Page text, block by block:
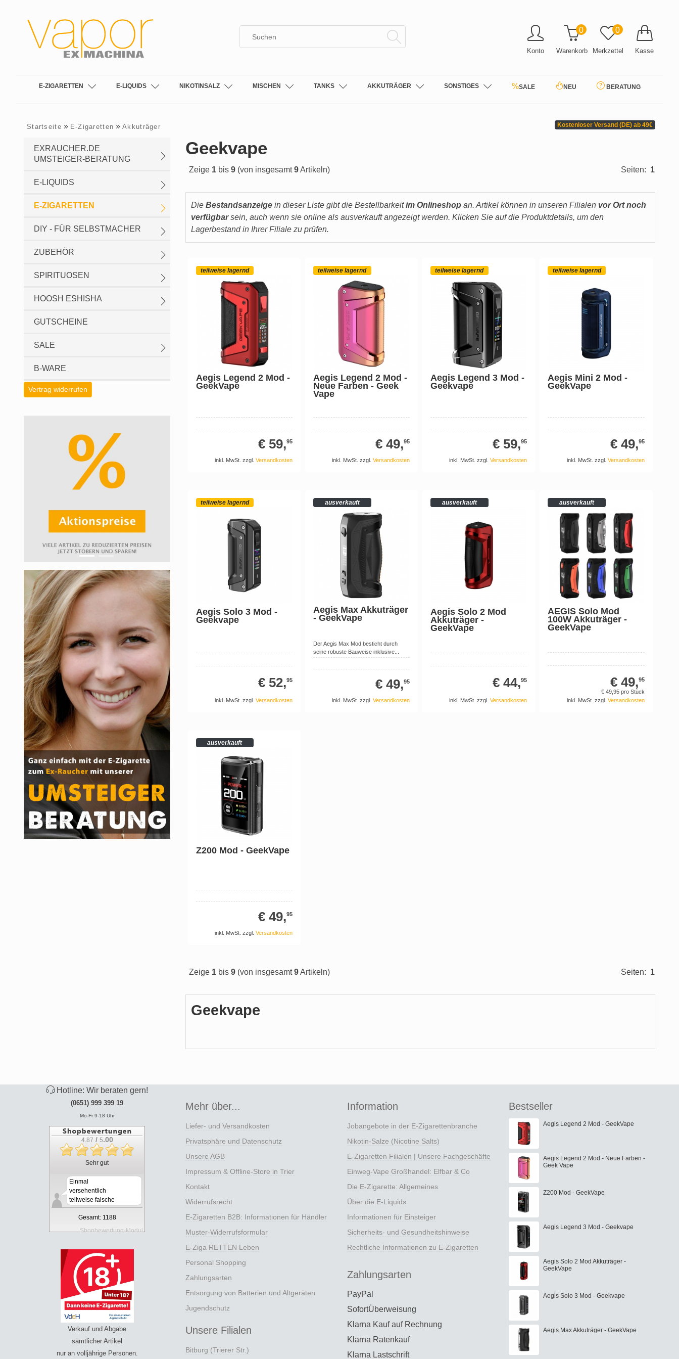
Konto Warenkorb
0
Merkzettel
0
Kasse
E-ZIGARETTEN E-LIQUIDS NIKOTINSALZ MISCHEN TANKS AKKUTRÄGER SONSTIGES %SALE NEU BERATUNG
Kostenloser Versand (DE) ab 49€
Startseite » E-Zigaretten »Akkuträger
EXRAUCHER.DE
UMSTEIGER-BERATUNG
E-LIQUIDS
E-ZIGARETTEN
DIY - FÜR SELBSTMACHER
ZUBEHÖR
SPIRITUOSEN
HOOSH ESHISHA
GUTSCHEINE
SALE
B-WARE
Vertrag widerrufen
Geekvape
Zeige 1 bis 9 (von insgesamt9Artikeln) Seiten: 1
Die Bestandsanzeige in dieser Liste gibt die Bestellbarkeitim Onlineshop an. Artikel können in unseren Filialen vor Ort noch
verfügbarsein, auch wenn sie online als ausverkauft angezeigt werden. Klicken Sie auf die Produktdetails, um den
Lagerbestand in Ihrer Filiale zu prüfen.
teilweise lagernd
Aegis Legend 2 Mod -
GeekVape
€ 59,95
inkl. MwSt. zzgl. Versandkosten
teilweise lagernd
Aegis Legend 2 Mod -
Neue Farben - Geek
Vape
€ 49,95
inkl. MwSt. zzgl.Versandkosten
teilweise lagernd
Aegis Legend 3 Mod -
Geekvape
€ 59,95
inkl. MwSt. zzgl.Versandkosten
teilweise lagernd
Aegis Mini 2 Mod -
GeekVape
€ 49,95
inkl. MwSt. zzgl. Versandkosten
teilweise lagernd
Aegis Solo 3 Mod -
Geekvape
€ 52,95
inkl. MwSt. zzgl. Versandkosten
ausverkauft
Aegis Max Akkuträger
- GeekVape
Der Aegis Max Mod besticht durch
seine robuste Bauweise inklusive...
€ 49,95
inkl. MwSt. zzgl.Versandkosten
ausverkauft
Aegis Solo 2 Mod
Akkuträger -
GeekVape
€ 44,95
inkl. MwSt. zzgl.Versandkosten
ausverkauft
AEGIS Solo Mod
100W Akkuträger -
GeekVape
€ 49,95
€ 49, 95 pro Stück
inkl. MwSt. zzgl. Versandkosten
ausverkauft
Z200 Mod - GeekVape
€ 49,95
inkl. MwSt. zzgl. Versandkosten
Zeige 1 bis 9 (von insgesamt9Artikeln) Seiten: 1
Geekvape
Hotline: Wir beraten gern!
(0651) 999 399 19
Mo-Fr 9-18 Uhr
4.87 / 5.00
Sehr gut
Einmal
versehentlich
teilweise falsche
Ware geliefer...
Gesamt: 1188
Shopbewertung-Modul
Verkauf und Abgabe
sämtlicher Artikel
nur an volljährige Personen.
Mehr über...
Liefer- und Versandkosten
Privatsphäre und Datenschutz
Unsere AGB
Impressum & Offline-Store in Trier
Kontakt
Widerrufsrecht
E-Zigaretten B2B: Informationen für Händler
Muster-Widerrufsformular
E-Ziga RETTEN Leben
Personal Shopping
Zahlungsarten
Entsorgung von Batterien und Altgeräten
Jugendschutz
Unsere Filialen
Bitburg (Trierer Str.)
Information
Jobangebote in der E-Zigarettenbranche
Nikotin-Salze (Nicotine Salts)
E-Zigaretten Filialen | Unsere Fachgeschäfte
Einweg-Vape Großhandel: Elfbar & Co
Die E-Zigarette: Allgemeines
Über die E-Liquids
Informationen für Einsteiger
Sicherheits- und Gesundheitshinweise
Rechtliche Informationen zu E-Zigaretten
Zahlungsarten
PayPal
SofortÜberweisung
Klarna Kauf auf Rechnung
Klarna Ratenkauf
Klarna Lastschrift
Bestseller
Aegis Legend 2 Mod - GeekVape
Aegis Legend 2 Mod - Neue Farben -
Geek Vape
Z200 Mod - GeekVape
Aegis Legend 3 Mod - Geekvape
Aegis Solo 2 Mod Akkuträger -
GeekVape
Aegis Solo 3 Mod - Geekvape
Aegis Max Akkuträger - GeekVape